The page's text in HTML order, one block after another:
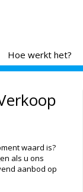
Hoe werkt het?
waard is?
als u ons
aanbod op